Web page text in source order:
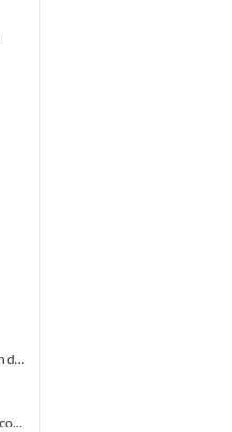
District Gard Lozère de Football : Fax calendrier, désignation des terrains
Olympique d'Alès en Cévennes (O.A.C.) : Coût, subventions, contrat d'objectifs, courrier